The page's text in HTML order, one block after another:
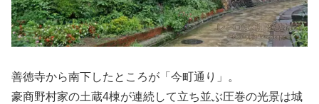
善徳寺から南下したところが「今町通り」。
豪商野村家の土蔵4棟が連続して立ち並ぶ圧巻の光景は城